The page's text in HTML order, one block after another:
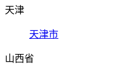
天津
天津市
山西省